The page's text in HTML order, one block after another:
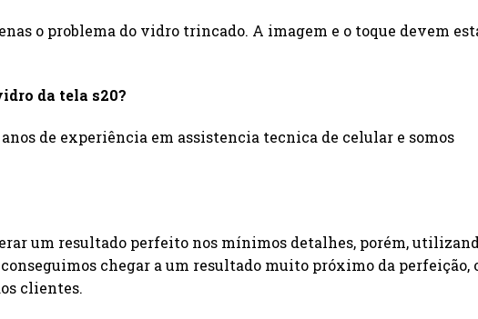
o problema do vidro trincado. A imagem e o toque devem
da tela s20?
anos de experiência em assistencia tecnica de celular e somos
um resultado perfeito nos mínimos detalhes, porém,
chegar a um resultado muito próximo da perfeição,
clientes.